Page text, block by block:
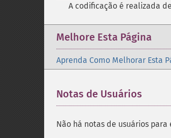
A codificação é realizada
Melhore Esta Página
Aprenda Como Melhorar Esta
Notas de Usuários
Não há notas de usuários para